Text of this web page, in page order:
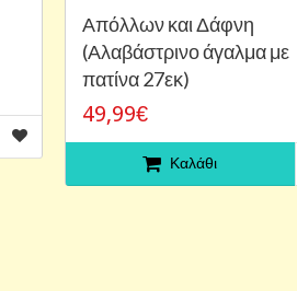
Απόλλων και Δάφνη
(Αλαβάστρινο άγαλμα με
πατίνα 27εκ)
49,99€
Καλάθι